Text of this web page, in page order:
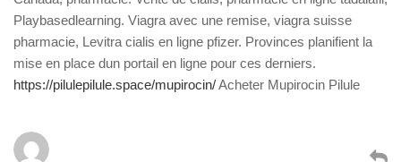
Playbasedlearning. Viagra avec une remise, viagra suisse
pharmacie, Levitra cialis en ligne pfizer. Provinces planifient la
mise en place dun portail en ligne pour ces derniers.
https://pilulepilule.space/mupirocin/Acheter Mupirocin Pilule